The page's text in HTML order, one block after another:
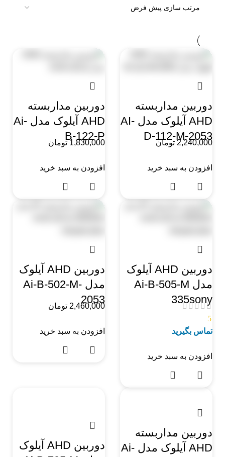
دوربین مداربسته
AHD آیلوک مدل AI-
D-112-M-2053
2,240,000 تومان
افزودن به سبد خرید
دوربین مداربسته
AHD آیلوک مدل Ai-
B-122-P
1,830,000 تومان
افزودن به سبد خرید
دوربین AHD آیلوک
مدل Ai-B-505-M
335sony
5
تماس بگیرید
افزودن به سبد خرید
دوربین AHD آیلوک
مدل Ai-B-502-M-
2053
2,460,000 تومان
افزودن به سبد خرید
دوربین مداربسته
AHD آیلوک مدل Ai-
دوربین AHD آیلوک